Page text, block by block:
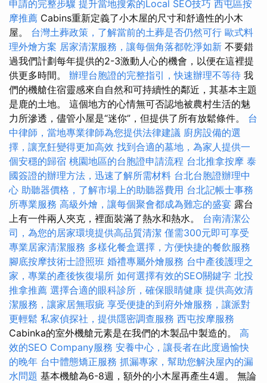
申請的完整步驟 提升當地搜索的Local SEO技巧 西屯區按
摩推薦 Cabins重新定義了小木屋的尺寸和舒適性的小木
屋。 台灣土葬政策，了解當前的土葬是否仍然可行 歐式料
理外燴方案 居家清潔服務，讓每個角落都乾淨如新 不要錯
過我們計劃每年提供的2-3激動人心的機會，以便在這裡提
供更多時間。 辦理台胞證的完整指引，快速辦理不等待 我
們的機艙住宿靈感來自自然和可持續性的鄰近，其基本主題
是鹿的土地。 這個地方的心情無可否認地被農村生活的魅
力所滲透，儘管小屋是“迷你”，但提供了所有放鬆條件。 台
中律師，當地專業律師為您提供法律建議 廚房設備的選
擇，讓烹飪變得更加高效 找到合適的墓地，為家人提供一
個安穩的歸宿 桃園地區的台胞證申請流程 台北推拿按摩 泰
國簽證的辦理方法，迅速了解所需材料 台北台胞證辦理中
心 助聽器價格，了解市場上的助聽器費用 台北記帳士事務
所專業服務 高級外燴，讓每個聚會都成為難忘的盛宴 露台
上有一件兩人夾克，裡面裝滿了熱水和熱水。 台南清潔公
司，為您的居家環境提供高品質清潔 僅需300元即可享受
專業居家清潔服務 多樣化餐盒選擇，方便快捷的餐飲服務
腳底按摩技術士證照班 婚禮專屬外燴服務 台中產後護理之
家，專業的產後恢復場所 如何選擇有效的SEO關鍵字 北投
推拿推薦 選擇合適的眼科診所，確保眼睛健康 提供高效清
潔服務，讓家居無瑕疵 享受便捷的到府外燴服務，讓派對
更輕鬆 私家偵探社，提供隱密調查服務 西屯按摩服務
Cabinka的室外機艙元素是在我們的木製品中製造的。 高
效的SEO Company服務 安養中心，讓長者在此度過愉快
的晚年 台中體態矯正服務 抓漏專家，幫助您解決屋內的漏
水問題 基本機艙為6-8週，額外的小木屋再產生4週。 無論